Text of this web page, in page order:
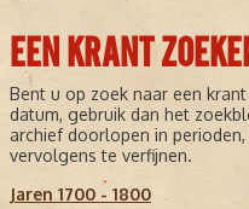
EEN KRANT
Bent u op zoek naar een
datum, gebruik dan het
archief doorlopen in
vervolgens te verfijnen.
Jaren 1700 - 1800